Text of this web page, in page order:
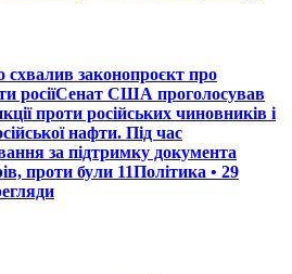
законопроєкт про
росіїСенат США проголосував
проти російських чиновників і
нафти. Під час
за підтримку документа
проти були 11Політика • 29